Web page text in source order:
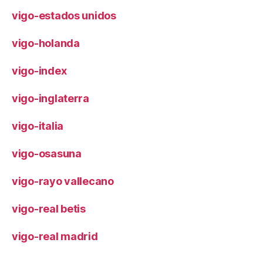
vigo-estados unidos
vigo-holanda
vigo-index
vigo-inglaterra
vigo-italia
vigo-osasuna
vigo-rayo vallecano
vigo-real betis
vigo-real madrid